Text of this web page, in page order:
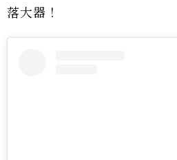
落大器！